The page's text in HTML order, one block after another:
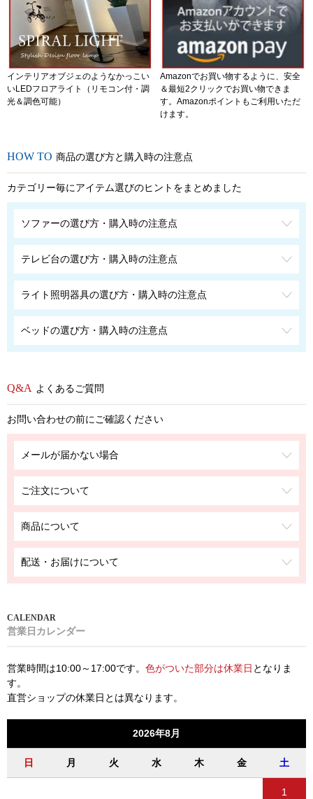
インテリアオブジェのようなかっこい
いLEDフロアライト（リモコン付・調
光＆調色可能）
Amazonでお買い物するように、安全
＆最短2クリックでお買い物できま
す。Amazonポイントもご利用いただ
けます。
商品の選び方と購入時の注意点
カテゴリー毎にアイテム選びのヒントをまとめました
ソファーの選び方・購入時の注意点
テレビ台の選び方・購入時の注意点
ライト照明器具の選び方・購入時の注意点
ベッドの選び方・購入時の注意点
よくあるご質問
お問い合わせの前にご確認ください
メールが届かない場合
ご注文について
商品について
配送・お届けについて
営業日カレンダー
営業時間は10:00～17:00です。 色がついた部分は休業日 となりま
す。
直営ショップの休業日とは異なります。
2026年8月
日 月 火 水 木 金 土
1